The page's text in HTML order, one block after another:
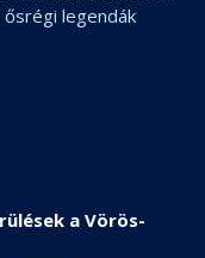
legendák
a Vörös-